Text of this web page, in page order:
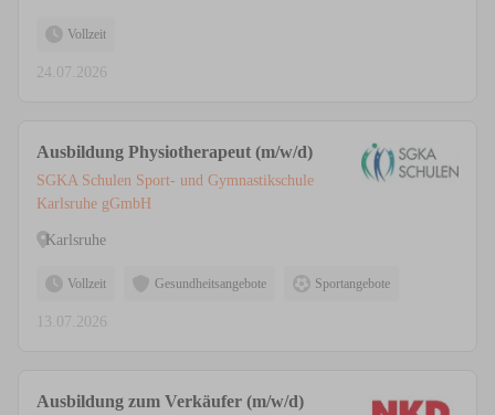
Vollzeit
24.07.2026
Ausbildung Physiotherapeut (m/w/d)
SGKA Schulen Sport- und Gymnastikschule
Karlsruhe gGmbH
Karlsruhe
Vollzeit Gesundheitsangebote Sportangebote
13.07.2026
Ausbildung zum Verkäufer (m/w/d)